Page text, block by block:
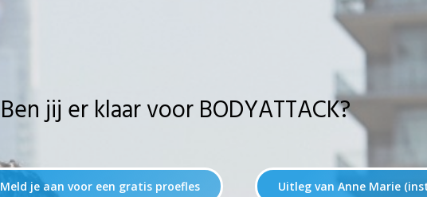
Ben jij er klaar voor BODYATTACK?
Meld je aan voor een gratis proefles Uitleg van Anne Marie